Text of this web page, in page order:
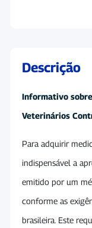
Descrição
Informativo
Veterinários
Para adquirir
indispensável a
emitido por um
conforme as
brasileira. Este